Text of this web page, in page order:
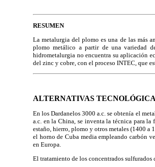
RESUMEN
La metalurgia del plomo es una de las más
plomo metálico a partir de una variedad
hidrometalurgia no encuentra su aplicación
del zinc y cobre, con el proceso INTEC, que
ALTERNATIVAS
En los Dardanelos 3000 a.c. se obtenía el
a.c. en la China, se inventa la técnica para
estaño, hierro, plomo y otros metales (1400 a
el horno de Cuba media empleando carbón
en Europa.
El tratamiento de los concentrados